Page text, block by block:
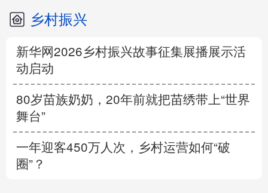
乡村振兴
新华网2026乡村振兴故事征集展播展示活
动启动
80岁苗族奶奶，20年前就把苗绣带上“世界
舞台”
一年迎客450万人次，乡村运营如何“破
圈”？